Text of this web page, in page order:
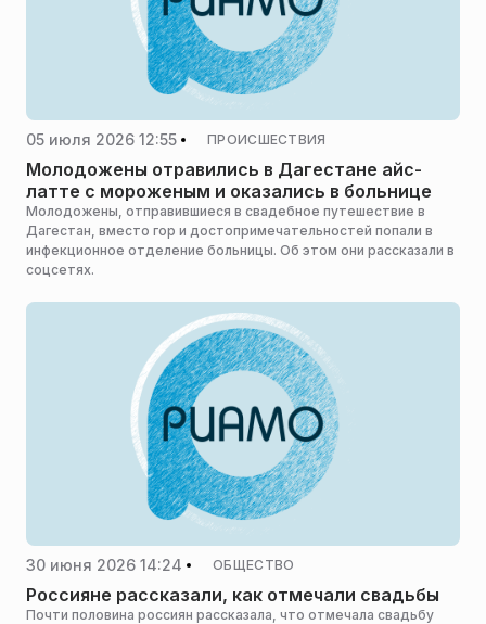
05 июля 2026 12:55 ПРОИСШЕСТВИЯ
Молодожены отравились в Дагестане айс-
латте с мороженым и оказались в больнице
Молодожены, отправившиеся в свадебное путешествие в
Дагестан, вместо гор и достопримечательностей попали в
инфекционное отделение больницы. Об этом они рассказали в
соцсетях.
30 июня 2026 14:24 ОБЩЕСТВО
Россияне рассказали, как отмечали свадьбы
Почти половина россиян рассказала, что отмечала свадьбу